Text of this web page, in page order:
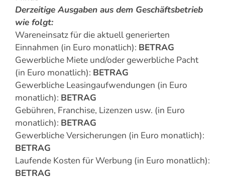
Derzeitige Ausgaben aus dem Geschäftsbetrieb
wie folgt:
Wareneinsatz für die aktuell generierten
Einnahmen (in Euro monatlich): BETRAG
Gewerbliche Miete und/oder gewerbliche Pacht
(in Euro monatlich): BETRAG
Gewerbliche Leasingaufwendungen (in Euro
monatlich): BETRAG
Gebühren, Franchise, Lizenzen usw. (in Euro
monatlich): BETRAG
Gewerbliche Versicherungen (in Euro monatlich):
BETRAG
Laufende Kosten für Werbung (in Euro monatlich):
BETRAG